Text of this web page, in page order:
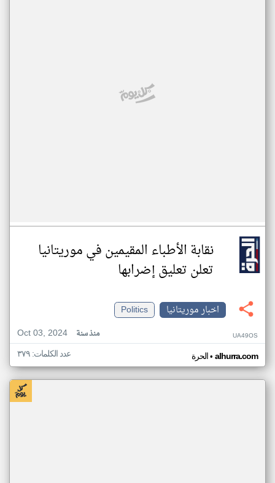
نقابة الأطباء المقيمين في موريتانيا
تعلن تعليق إضرابها
اخبار موريتانيا
Politics
Oct 03, 2024
منذ سنة UA49OS
الحرة• alhurra.com عدد الكلمات: ٣٧٩